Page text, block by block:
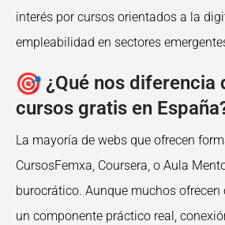
interés por cursos orientados a la
empleabilidad en sectores
¿Qué nos
cursos gratis en
La mayoría de webs que ofrecen
CursosFemxa, Coursera, o Aula
burocrático. Aunque muchos
un componente práctico real,